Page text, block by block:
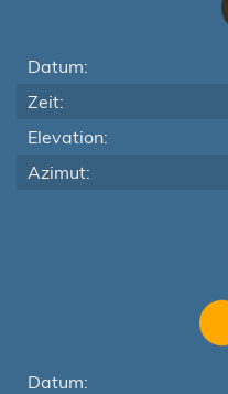
Datum:
Zeit:
Elevation:
Azimut:
Datum: